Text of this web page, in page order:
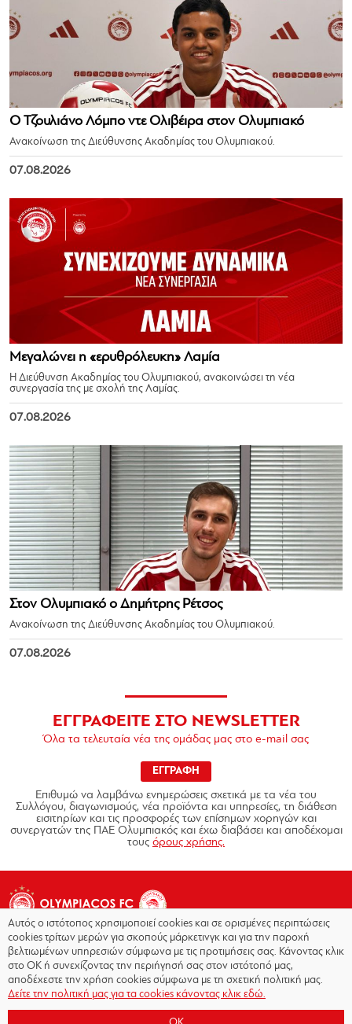
Ο Τζουλιάνο Λόμπο ντε Ολιβέιρα στον Ολυμπιακό
Ανακοίνωση της Διεύθυνσης Ακαδημίας του Ολυμπιακού.
07.08.2026
Μεγαλώνει η «ερυθρόλευκη» Λαμία
Η Διεύθυνση Ακαδημίας του Ολυμπιακού, ανακοινώσει τη νέα
συνεργασία της με σχολή της Λαμίας.
07.08.2026
Στον Ολυμπιακό ο Δημήτρης Ρέτσος
Ανακοίνωση της Διεύθυνσης Ακαδημίας του Ολυμπιακού.
07.08.2026
ΕΓΓΡΑΦΕΙΤΕ ΣΤΟ NEWSLETTER
Όλα τα τελευταία νέα της ομάδας μας στο e-mail σας
ΕΓΓΡΑΦΗ
Επιθυμώ να λαμβάνω ενημερώσεις σχετικά με τα νέα του
Συλλόγου, διαγωνισμούς, νέα προϊόντα και υπηρεσίες, τη διάθεση
εισιτηρίων και τις προσφορές των επίσημων χορηγών και
συνεργατών της ΠΑΕ Ολυμπιακός και έχω διαβάσει και αποδέχομαι
τους όρους χρήσης.
Copyright © 2026 - Olympiacos.org
Όροι χρήσης|Πολιτική Απορρήτου|Πολιτική
Αυτός ο ιστότοπος χρησιμοποιεί cookies και σε ορισμένες περιπτώσεις
cookies τρίτων μερών για σκοπούς μάρκετινγκ και για την παροχή
βελτιωμένων υπηρεσιών σύμφωνα με τις προτιμήσεις σας. Κάνοντας κλικ
στο OK ή συνεχίζοντας την περιήγησή σας στον ιστότοπό μας,
αποδέχεστε την χρήση cookies σύμφωνα με τη σχετική πολιτική μας.
Δείτε την πολιτική μας για τα cookies κάνοντας κλικ εδώ.